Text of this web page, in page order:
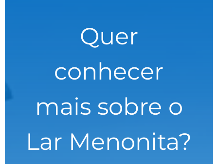
Quer
conhecer
mais sobre o
Lar Menonita?